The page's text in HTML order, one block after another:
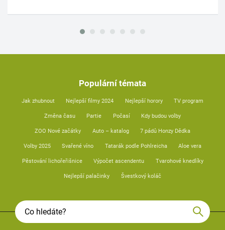
Populární témata
Jak zhubnout Nejlepší filmy 2024 Nejlepší horory TV program
Změna času Partie Počasí Kdy budou volby
ZOO Nové začátky Auto – katalog 7 pádů Honzy Dědka
Volby 2025 Svařené víno Tatarák podle Pohlreicha Aloe vera
Pěstování lichořeřišnice Výpočet ascendentu Tvarohové knedlíky
Nejlepší palačinky Švestkový koláč